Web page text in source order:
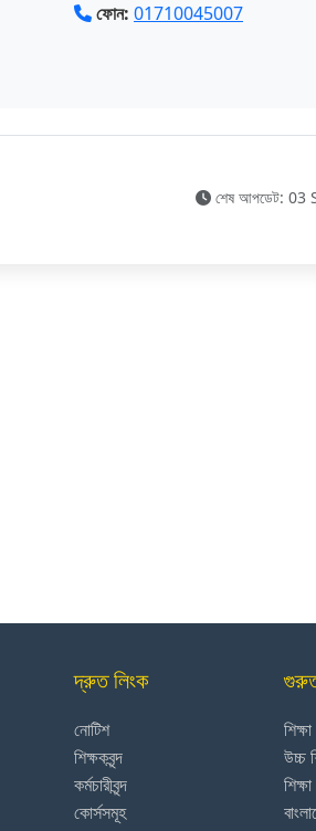
ফোন: 01710045007
শেষ আপডেট:
দ্রুত লিংক
নোটিশ
শিক্ষকবৃন্দ
কর্মচারীবৃন্দ
কোর্সসমূহ
উচ্চ